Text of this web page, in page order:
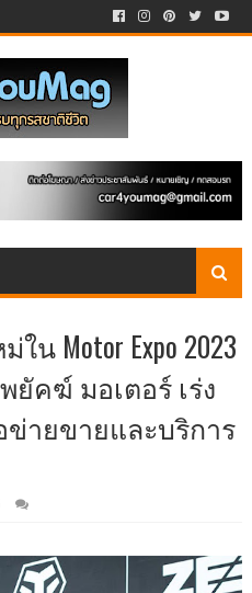
ม่ใน Motor Expo 2023
ยัคฆ์ มอเตอร์ เร่ง
ายขายและบริการ